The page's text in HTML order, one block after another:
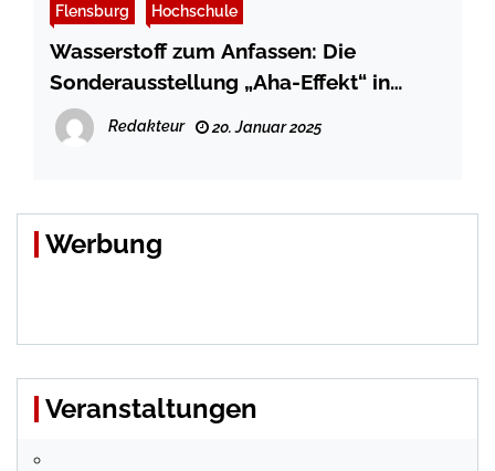
Flensburg Hochschule
Wasserstoff zum Anfassen: Die
Sonderausstellung „Aha-Effekt“ in
Flensburg
Redakteur 20. Januar 2025
Werbung
Veranstaltungen